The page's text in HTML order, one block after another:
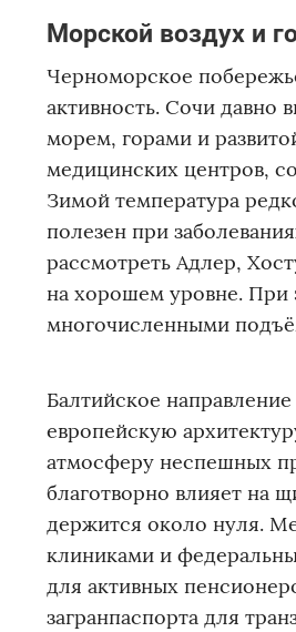
Морской воздух и
Черноморское
активность. Сочи давно
морем, горами и
медицинских центров,
Зимой температура
полезен при
рассмотреть Адлер,
на хорошем уровне. При
многочисленными
Балтийское
европейскую
атмосферу неспешных
благотворно влияет на
держится около нуля.
клиниками и
для активных
загранпаспорта для